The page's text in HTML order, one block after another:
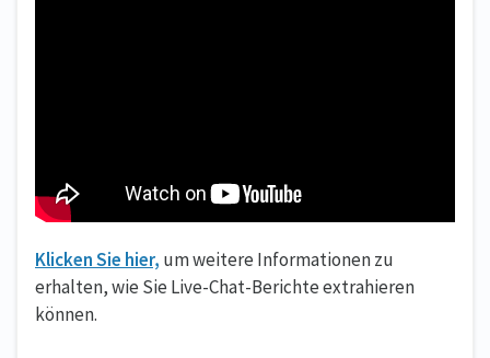
Klicken Sie hier, um weitere Informationen zu
erhalten, wie Sie Live-Chat-Berichte extrahieren
können.